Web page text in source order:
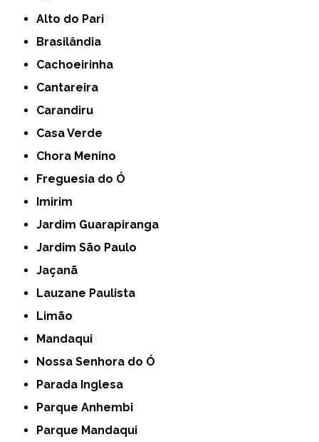
Alto do Pari
Brasilândia
Cachoeirinha
Cantareira
Carandiru
Casa Verde
Chora Menino
Freguesia do Ó
Imirim
Jardim Guarapiranga
Jardim São Paulo
Jaçanã
Lauzane Paulista
Limão
Mandaqui
Nossa Senhora do Ó
Parada Inglesa
Parque Anhembi
Parque Mandaqui